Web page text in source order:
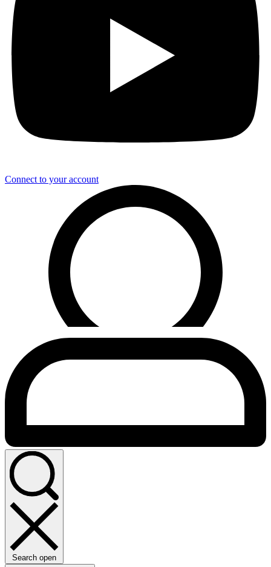
Connect to your account
Search open